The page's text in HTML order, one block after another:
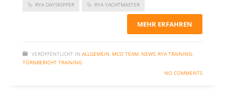
RYA DAYSKIPPER RYA YACHTMASTER
MEHR ERFAHREN
VERÖFFENTLICHT IN ALLGEMEIN, MCO TEAM, NEWS, RYA TRAINING,
TÖRNBERICHT TRAINING
NO COMMENTS